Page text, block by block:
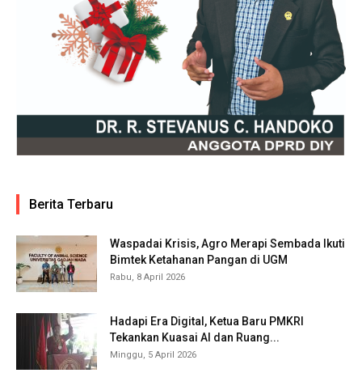
Berita Terbaru
Waspadai Krisis, Agro Merapi Sembada Ikuti
Bimtek Ketahanan Pangan di UGM
Rabu, 8 April 2026
Hadapi Era Digital, Ketua Baru PMKRI
Tekankan Kuasai AI dan Ruang...
Minggu, 5 April 2026